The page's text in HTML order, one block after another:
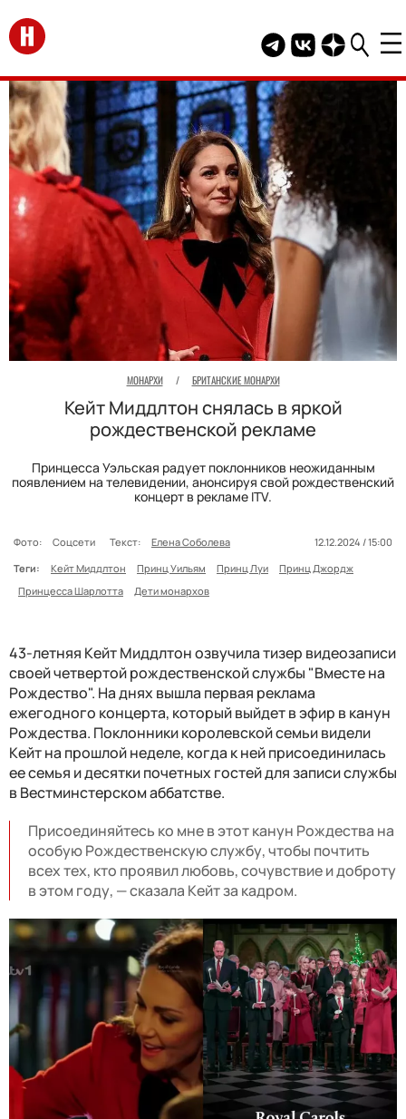
Перейти на главную
Telegram канал
Группа HELLO
Канал
МОНАРХИ / БРИТАНСКИЕ МОНАРХИ
Кейт Миддлтон снялась в яркой
рождественской рекламе
Принцесса Уэльская радует поклонников неожиданным
появлением на телевидении, анонсируя свой рождественский
концерт в рекламе ITV.
Фото: Соцсети Текст: Елена Соболева
12.12.2024 / 15:00
Теги:
Кейт Миддлтон Принц Уильям Принц Луи
Принц Джордж
Принцесса Шарлотта
Дети монархов
43-летняя Кейт Миддлтон озвучила тизер видеозаписи
своей четвертой рождественской службы "Вместе на
Рождество". На днях вышла первая реклама
ежегодного концерта, который выйдет в эфир в канун
Рождества. Поклонники королевской семьи видели
Кейт на прошлой неделе, когда к ней присоединилась
ее семья и десятки почетных гостей для записи службы
в Вестминстерском аббатстве.
Присоединяйтесь ко мне в этот канун Рождества на
особую Рождественскую службу, чтобы почтить
всех тех, кто проявил любовь, сочувствие и доброту
в этом году, — сказала Кейт за кадром.